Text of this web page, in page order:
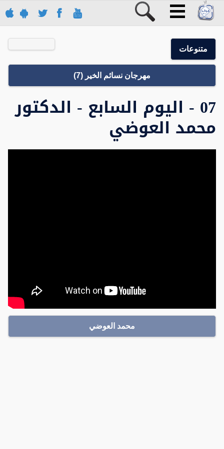
متنوعات
مهرجان نسائم الخير (7)
07 - اليوم السابع - الدكتور
محمد العوضي
محمد العوضي